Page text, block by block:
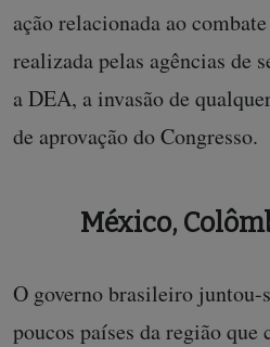
ação relacionada ao
realizada pelas agências de
a DEA, a invasão de
de aprovação do Congresso.
México,
O governo brasileiro juntou-
poucos países da região que